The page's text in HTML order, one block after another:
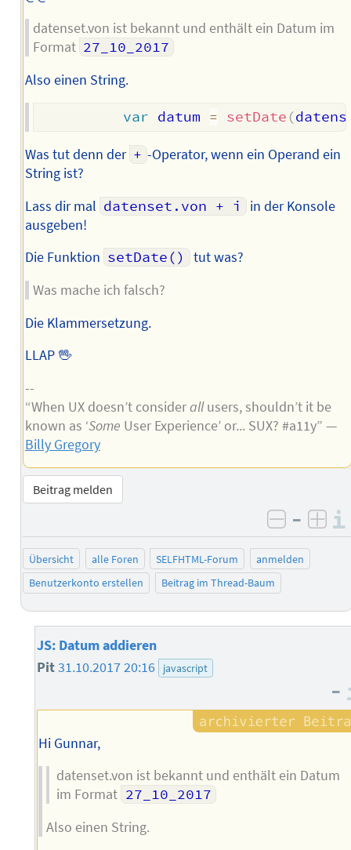
datenset.von ist bekannt und enthält ein Datum im
Format 27_10_2017
Also einen String.
var datum = setDate (
Was tut denn der + -Operator, wenn ein Operand ein
String ist?
Lass dir mal datenset.von + i
in der Konsole
ausgeben!
Die Funktion setDate()
tut was?
Was mache ich falsch?
Die Klammersetzung.
LLAP 🖖
--
“When UX doesn’t considerallusers, shouldn’t it be
known as ‘Some User Experience’ or... SUX? #a11y” —
Billy Gregory
Beitrag melden
negativ
–
Übersicht alle Foren SELFHTML-Forum
anmelden
Benutzerkonto erstellen
Beitrag im Thread-Baum
JS: Datum addieren
Pit31.10.2017 20:16 javascript
–
Hi Gunnar,
datenset.von ist bekannt und enthält ein Datum
im Format 27_10_2017
Also einen String.